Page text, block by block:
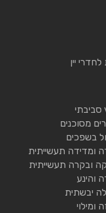
יין
סביבתי
מסוכנים
בשפכים
ומדידה תעשייתית
ובקרה תעשייתית
והינע
יבשתית
ומילוי